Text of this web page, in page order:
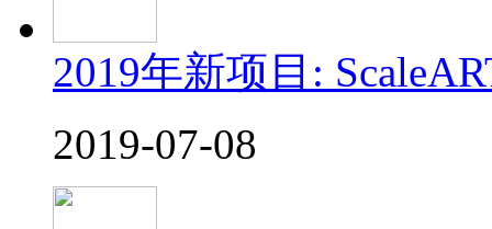
2019年新项目:
2019-07-08